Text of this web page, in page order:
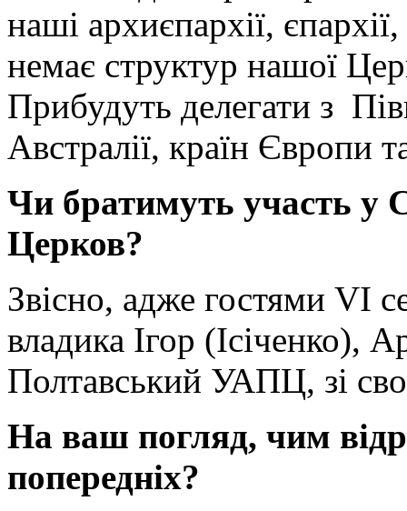
наші архиєпархії,
немає структур нашої
Прибудуть делегати з
Австралії, країн Європи
Чи братимуть участь у
Церков?
Звісно, адже гостями VI
владика Ігор (Ісіченко),
Полтавський УАПЦ, зі
На ваш погляд, чим
попередніх?